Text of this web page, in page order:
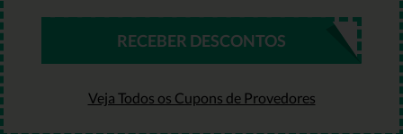
RECEBER DESCONTOS
Veja Todos os Cupons de Provedores